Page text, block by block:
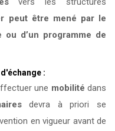
peut être mené par le
ou d’un programme de
:
une mobilité dans
devra à priori se
en vigueur avant de